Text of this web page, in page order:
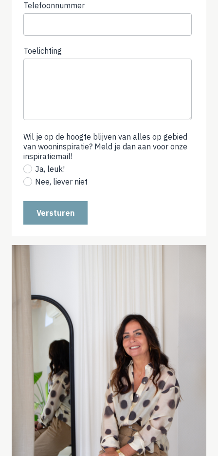
Telefoonnummer
required)
Toelichting
Wil je op de hoogte blijven van alles op gebied
van wooninspiratie? Meld je dan aan voor onze
inspiratiemail!
Ja, leuk!
Nee, liever niet
Versturen